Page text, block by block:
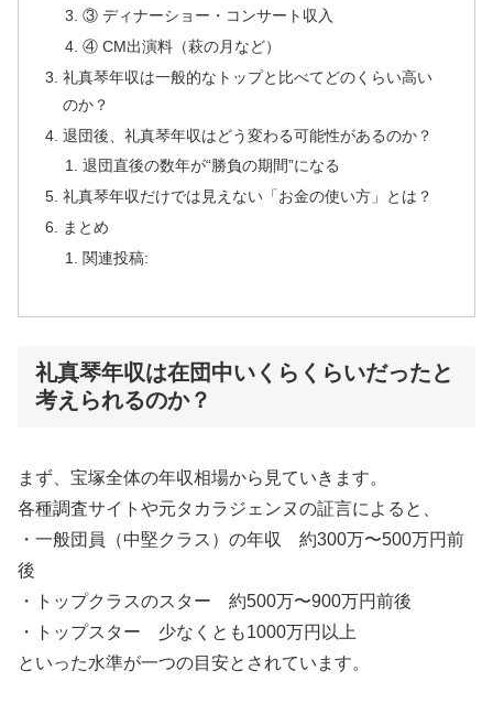
③ ディナーショー・コンサート収入
④ CM出演料（萩の月など）
礼真琴年収は一般的なトップと比べてどのくらい高い
のか？
退団後、礼真琴年収はどう変わる可能性があるのか？
退団直後の数年が“勝負の期間”になる
礼真琴年収だけでは見えない「お金の使い方」とは？
まとめ
関連投稿:
礼真琴年収は在団中いくらくらいだったと
考えられるのか？
まず、宝塚全体の年収相場から見ていきます。
各種調査サイトや元タカラジェンヌの証言によると、
・一般団員（中堅クラス）の年収 約300万〜500万円前
後
・トップクラスのスター 約500万〜900万円前後
・トップスター 少なくとも1000万円以上
といった水準が一つの目安とされています。